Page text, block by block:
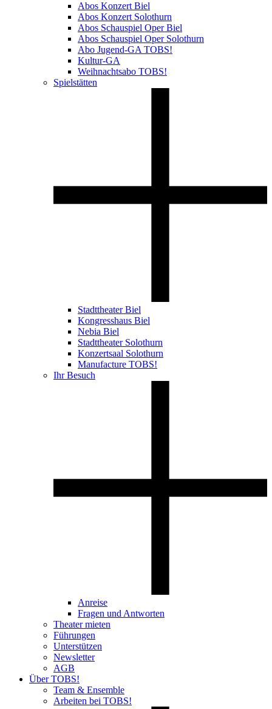
Abos Konzert Biel
Abos Konzert Solothurn
Abos Schauspiel Oper Biel
Abos Schauspiel Oper Solothurn
Abo Jugend-GA TOBS!
Kultur-GA
Weihnachtsabo TOBS!
Spielstätten
Stadttheater Biel
Kongresshaus Biel
Nebia Biel
Stadttheater Solothurn
Konzertsaal Solothurn
Manufacture TOBS!
Ihr Besuch
Anreise
Fragen und Antworten
Theater mieten
Führungen
Unterstützen
Newsletter
AGB
Über TOBS!
Team & Ensemble
Arbeiten bei TOBS!